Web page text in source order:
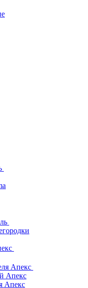
Апекс
Апекс
Апекс